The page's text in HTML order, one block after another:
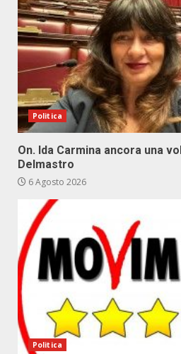
Politica
On. Ida Carmina ancora una
Delmastro
6 Agosto 2026
Politica